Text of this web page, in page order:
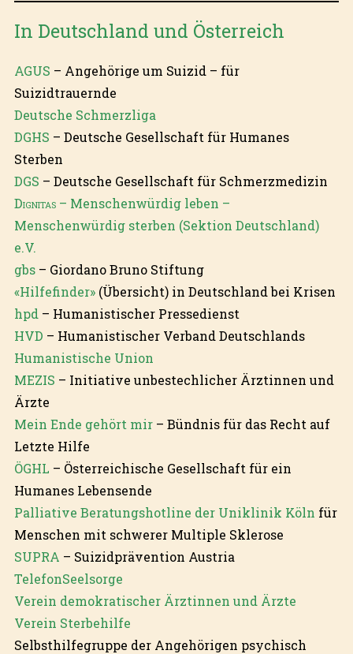
In Deutschland und Österreich
AGUS – Angehörige um Suizid – für
Suizidtrauernde
Deutsche Schmerzliga
DGHS – Deutsche Gesellschaft für Humanes
Sterben
DGS – Deutsche Gesellschaft für Schmerzmedizin
Dignitas– Menschenwürdig leben –
Menschenwürdig sterben (Sektion Deutschland)
e.V.
gbs– Giordano Bruno Stiftung
«Hilfefinder»(Übersicht) in Deutschland bei Krisen
hpd – Humanistischer Pressedienst
HVD – Humanistischer Verband Deutschlands
Humanistische Union
MEZIS – Initiative unbestechlicher Ärztinnen und
Ärzte
Mein Ende gehört mir– Bündnis für das Recht auf
Letzte Hilfe
ÖGHL – Österreichische Gesellschaft für ein
Humanes Lebensende
Palliative Beratungshotline der Uniklinik Köln für
Menschen mit schwerer Multiple Sklerose
SUPRA – Suizidprävention Austria
TelefonSeelsorge
Verein demokratischer Ärztinnen und Ärzte
Verein Sterbehilfe
Selbsthilfegruppe der Angehörigen psychisch